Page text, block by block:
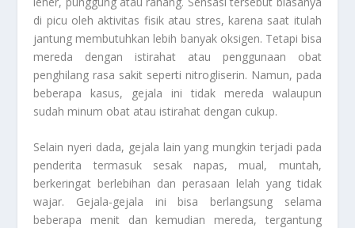
di picu oleh aktivitas fisik atau stres, karena saat itulah
jantung membutuhkan lebih banyak oksigen. Tetapi bisa
mereda dengan istirahat atau penggunaan obat
penghilang rasa sakit seperti nitrogliserin. Namun, pada
beberapa kasus, gejala ini tidak mereda walaupun
sudah minum obat atau istirahat dengan cukup.
Selain nyeri dada, gejala lain yang mungkin terjadi pada
penderita termasuk sesak napas, mual, muntah,
berkeringat berlebihan dan perasaan lelah yang tidak
wajar. Gejala-gejala ini bisa berlangsung selama
beberapa menit dan kemudian mereda, tergantung